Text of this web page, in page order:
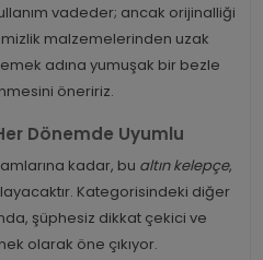
vadeder; ancak orijinalliği
malzemelerinden uzak
adına yumuşak bir bezle
öneririz.
Dönemde Uyumlu
kadar, bu altın kelepçe,
Kategorisindeki diğer
şüphesiz dikkat çekici ve
olarak öne çıkıyor.